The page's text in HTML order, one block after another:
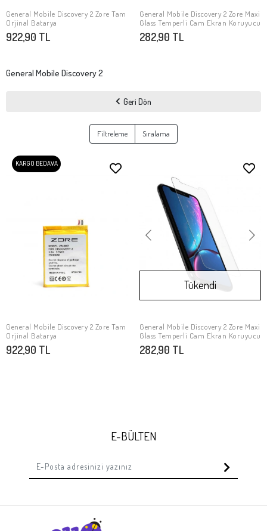
SEPETE EKLE
General Mobile Discovery 2 Zore Tam
Orjinal Batarya
922,90 TL
Stokta Yok
General Mobile Discovery 2 Zore Maxi
Glass Temperli Cam Ekran Koruyucu
282,90 TL
General Mobile Discovery 2
Geri Dön
Filtreleme Sıralama
KARGO BEDAVA
SEPETE EKLE
General Mobile Discovery 2 Zore Tam
Orjinal Batarya
922,90 TL
Stokta Yok
Tükendi
General Mobile Discovery 2 Zore Maxi
Glass Temperli Cam Ekran Koruyucu
282,90 TL
E-BÜLTEN